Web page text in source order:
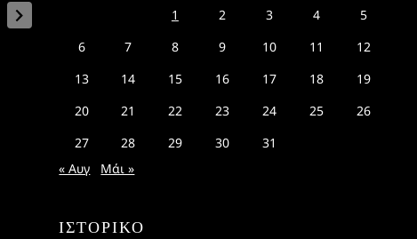
1
2 3 4
5
6
7 8 9 10 11
12
13
14 15 16 17 18
19
20
21 22 23 24 25
26
27
28 29 30
31
« Αυγ
Μάι »
ΙΣΤΟΡΙΚΌ